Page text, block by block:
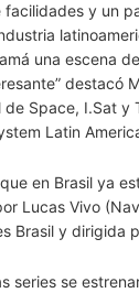
facilidades y un
una escena
destacó
Space, I.Sat y
Latin
en Brasil ya
Lucas Vivo
Brasil y dirigida
series se